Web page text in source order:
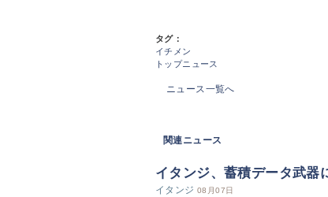
タグ：
イチメン
トップニュース
ニュース一覧へ
関連ニュース
イタンジ、蓄積データ武器
イタンジ 08月07日